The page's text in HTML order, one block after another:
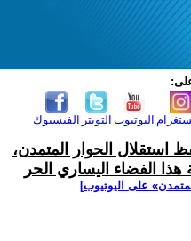
الفيسبوك التويتر اليوتيوب
استقلال الحوار المتمدن،
الفضاء اليساري الحر
على اليوتيوب]